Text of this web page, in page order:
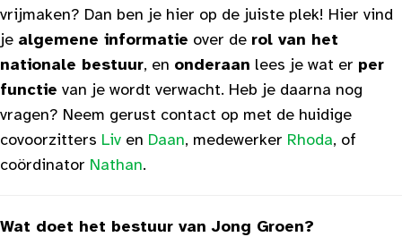
vrijmaken? Dan ben je hier op de juiste plek! Hier vind
je algemene informatie over de rol van het
nationale bestuur, en onderaan lees je wat er per
functie van je wordt verwacht. Heb je daarna nog
vragen? Neem gerust contact op met de huidige
covoorzitters Liv en Daan, medewerker Rhoda, of
coördinator Nathan.
Wat doet het bestuur van Jong Groen?